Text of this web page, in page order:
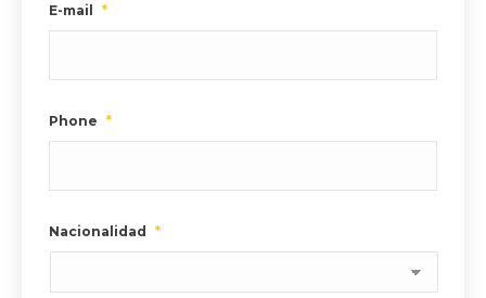
E-mail *
Phone *
Nacionalidad *